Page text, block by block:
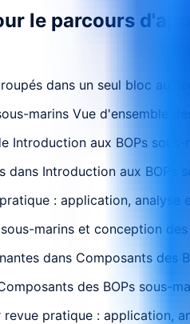
le parcours
dans un seul bloc au
marins Vue d'ensemble
Introduction aux BOPs
dans Introduction aux BOPs
: application, analyse
marins et conception des
dans Composants des
des BOPs sous-
pratique : application,